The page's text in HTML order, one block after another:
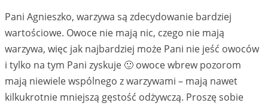
Pani Agnieszko, warzywa są zdecydowanie bardziej
wartościowe. Owoce nie mają nic, czego nie mają
warzywa, więc jak najbardziej może Pani nie jeść owoców
i tylko na tym Pani zyskuje 🙂 owoce wbrew pozorom
mają niewiele wspólnego z warzywami – mają nawet
kilkukrotnie mniejszą gęstość odżywczą. Proszę sobie